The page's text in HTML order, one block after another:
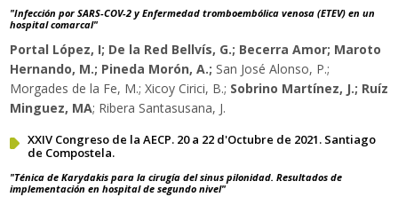
"Infección por SARS-COV-2 y Enfermedad tromboembólica venosa (ETEV) en un
hospital comarcal"
Portal López, I; De la Red Bellvís, G.; Becerra Amor; Maroto
Hernando, M.; Pineda Morón, A.; San José Alonso, P.;
Morgades de la Fe, M.; Xicoy Cirici, B.; Sobrino Martínez, J.; Ruíz
Minguez, MA; Ribera Santasusana, J.
XXIV Congreso de la AECP. 20 a 22 d'Octubre de 2021. Santiago
de Compostela.
"Ténica de Karydakis para la cirugía del sinus pilonidad. Resultados de
implementación en hospital de segundo nivel"